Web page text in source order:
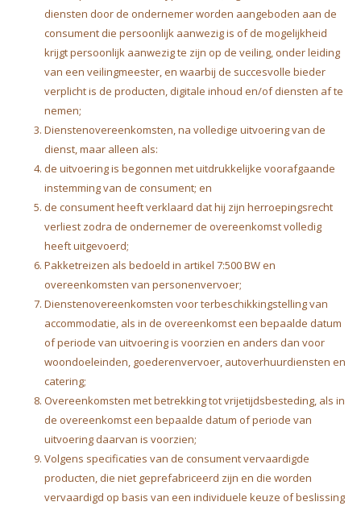
diensten door de ondernemer worden aangeboden aan de
consument die persoonlijk aanwezig is of de mogelijkheid
krijgt persoonlijk aanwezig te zijn op de veiling, onder leiding
van een veilingmeester, en waarbij de succesvolle bieder
verplicht is de producten, digitale inhoud en/of diensten af te
nemen;
Dienstenovereenkomsten, na volledige uitvoering van de
dienst, maar alleen als:
de uitvoering is begonnen met uitdrukkelijke voorafgaande
instemming van de consument; en
de consument heeft verklaard dat hij zijn herroepingsrecht
verliest zodra de ondernemer de overeenkomst volledig
heeft uitgevoerd;
Pakketreizen als bedoeld in artikel 7:500 BW en
overeenkomsten van personenvervoer;
Dienstenovereenkomsten voor terbeschikkingstelling van
accommodatie, als in de overeenkomst een bepaalde datum
of periode van uitvoering is voorzien en anders dan voor
woondoeleinden, goederenvervoer, autoverhuurdiensten en
catering;
Overeenkomsten met betrekking tot vrijetijdsbesteding, als in
de overeenkomst een bepaalde datum of periode van
uitvoering daarvan is voorzien;
Volgens specificaties van de consument vervaardigde
producten, die niet geprefabriceerd zijn en die worden
vervaardigd op basis van een individuele keuze of beslissing